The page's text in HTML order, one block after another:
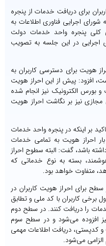
برای دریافت خدمات از پنجره
اجرایی فناوری اطلاعات به
پنجره واحد خدمات دولت
اجرایی در این جلسه به تصویب
هویت برای دسترسی کاربران به
افزود: پیش از این احراز هویت
و بورس الکترونیک نیز انجام شده
فضای مجازی نیز بر نگاشت احراز هویت
بر اینکه در پنجره واحد خدمات
احراز هویت به تمامی خدمات
باشد، گفت: البته سطوح احراز
بسته به نوع خدماتی که
متفاوت خواهد بود.
سطح برای احراز هویت کاربران در
برخی کاربران با کد ملی و تطابق
را دریافت کنند. در سطح دوم
افزوده می‌شود و در سطح سوم
و کدپستی، دریافت اطلاعات مهمی
می‌شود.